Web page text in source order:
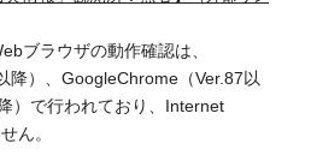
ブラウザの動作確認は、
降）、GoogleChrome（Ver.87以
）で行われており、Internet
ん。